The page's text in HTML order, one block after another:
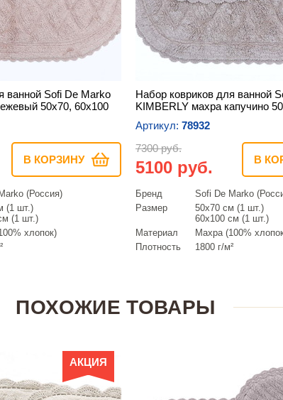
ванной Sofi De Marko
50х70, 60х100
В КОРЗИНУ
(Россия)
(1 шт.)
(1 шт.)
хлопок)
Набор ковриков для ванной
KIMBERLY махра капучино
Артикул: 78932
7300 руб.
5100 руб. В
Бренд
Sofi De Marko
Размер
50х70 см (1 шт.)
60х100 см (1 шт.)
Материал
Махра (100%
Плотность
1800 г/м²
ПОХОЖИЕ ТОВАРЫ
АКЦИЯ